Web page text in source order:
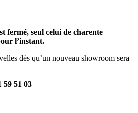
fermé, seul celui de charente
l’instant.
dès qu’un nouveau showroom sera
59 51 03